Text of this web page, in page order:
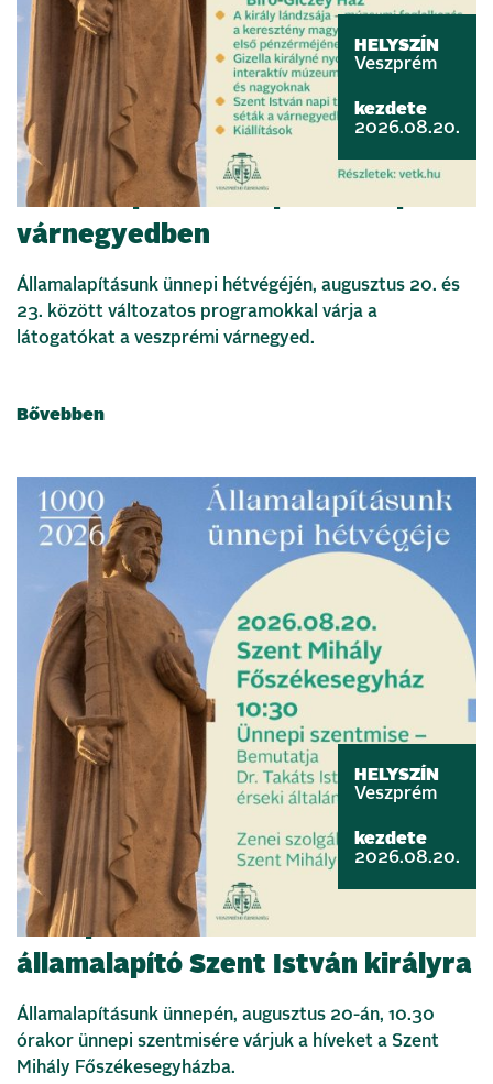
HELYSZÍN
Veszprém
kezdete
2026.08.20.
Államalapítás ünnepe a veszprémi
várnegyedben
Államalapításunk ünnepi hétvégéjén, augusztus 20. és
23. között változatos programokkal várja a
látogatókat a veszprémi várnegyed.
Bővebben
HELYSZÍN
Veszprém
kezdete
2026.08.20.
Ünnepi szentmisével emlékezünk
államalapító Szent István királyra
Államalapításunk ünnepén, augusztus 20-án, 10.30
órakor ünnepi szentmisére várjuk a híveket a Szent
Mihály Főszékesegyházba.